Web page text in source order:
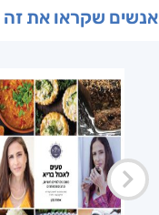
אנשים שקראו את זה